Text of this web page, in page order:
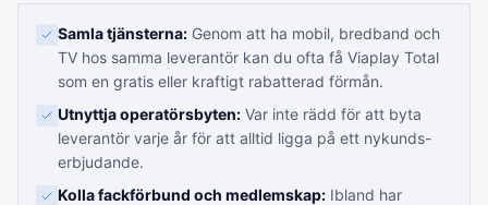
Samla tjänsterna: Genom att ha mobil, bredband och
TV hos samma leverantör kan du ofta få Viaplay Total
som en gratis eller kraftigt rabatterad förmån.
Utnyttja operatörsbyten: Var inte rädd för att byta
leverantör varje år för att alltid ligga på ett nykunds-
erbjudande.
Kolla fackförbund och medlemskap: Ibland har